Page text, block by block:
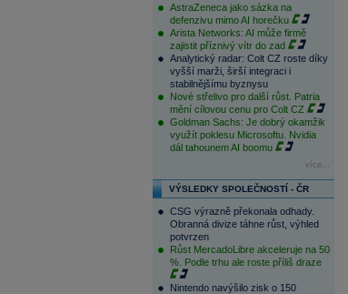
AstraZeneca jako sázka na
defenzivu mimo AI horečku
Arista Networks: AI může firmě
zajistit příznivý vítr do zad
Analytický radar: Colt CZ roste díky
vyšší marži, širší integraci i
stabilnějšímu byznysu
Nové střelivo pro další růst. Patria
mění cílovou cenu pro Colt CZ
Goldman Sachs: Je dobrý okamžik
využít poklesu Microsoftu. Nvidia
dál tahounem AI boomu
více...
VÝSLEDKY SPOLEČNOSTÍ - ČR
CSG výrazně překonala odhady.
Obranná divize táhne růst, výhled
potvrzen
Růst MercadoLibre akceleruje na 50
%. Podle trhu ale roste příliš draze
Nintendo navýšilo zisk o 150